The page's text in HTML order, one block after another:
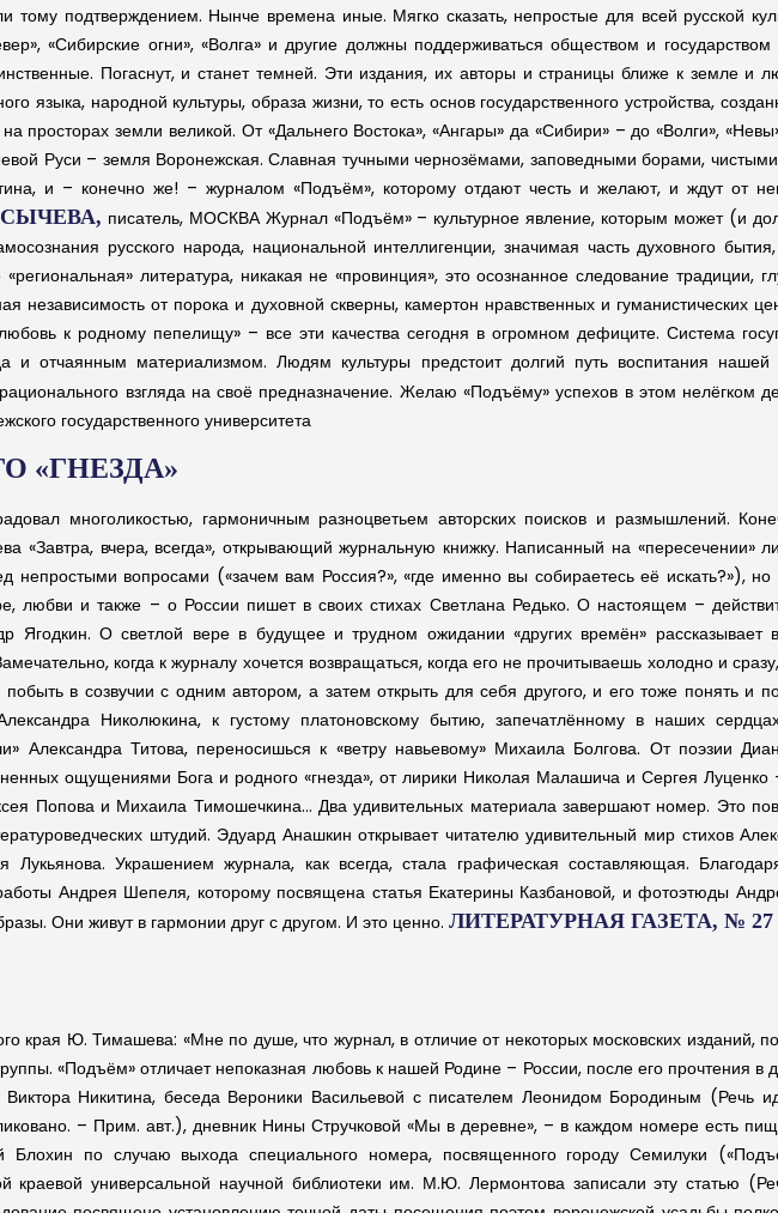
подтверждением. Нынче времена иные. Мягко сказать, непростые для всей русской
«Сибирские огни», «Волга» и другие должны поддерживаться обществом и
Погаснут, и станет темней. Эти издания, их авторы и страницы ближе к земле и
языка, народной культуры, образа жизни, то есть основ государственного устройства,
просторах земли великой. От «Дальнего Востока», «Ангары» да «Сибири» – до «Волги»,
Руси – земля Воронежская. Славная тучными чернозёмами, заповедными борами,
и – конечно же! – журналом «Подъём», которому отдают честь и желают, и ждут от
СЫЧЕВА, писатель, МОСКВАЖурнал «Подъём» – культурное явление, которым может (и
русского народа, национальной интеллигенции, значимая часть духовного
литература, никакая не «провинция», это осознанное следование традиции,
независимость от порока и духовной скверны, камертон нравственных и гуманистических
к родному пепелищу» – все эти качества сегодня в огромном дефиците. Система
и отчаянным материализмом. Людям культуры предстоит долгий путь воспитания
взгляда на своё предназначение. Желаю «Подъёму» успехов в этом нелёгком
государственного университета
«ГНЕЗДА»
многоликостью, гармоничным разноцветьем авторских поисков и размышлений.
«Завтра, вчера, всегда», открывающий журнальную книжку. Написанный на «пересечении»
непростыми вопросами («зачем вам Россия?», «где именно вы собираетесь её искать?»),
любви и также – о России пишет в своих стихах Светлана Редько. О настоящем –
Ягодкин. О светлой вере в будущее и трудном ожидании «других времён»
когда к журналу хочется возвращаться, когда его не прочитываешь холодно и
в созвучии с одним автором, а затем открыть для себя другого, и его тоже понять и
Николюкина, к густому платоновскому бытию, запечатлённому в наших
Александра Титова, переносишься к «ветру навьевому» Михаила Болгова. От поэзии
ощущениями Бога и родного «гнезда», от лирики Николая Малашича и Сергея
Попова и Михаила Тимошечкина… Два удивительных материала завершают номер. Это
штудий. Эдуард Анашкин открывает читателю удивительный мир стихов
Украшением журнала, как всегда, стала графическая составляющая.
Андрея Шепеля, которому посвящена статья Екатерины Казбановой, и фотоэтюды
Они живут в гармонии друг с другом. И это ценно. ЛИТЕРАТУРНАЯ ГАЗЕТА, № 27
края Ю. Тимашева: «Мне по душе, что журнал, в отличие от некоторых московских изданий,
«Подъём» отличает непоказная любовь к нашей Родине – России, после его прочтения в
Никитина, беседа Вероники Васильевой с писателем Леонидом Бородиным (Речь
– Прим. авт.), дневник Нины Стручковой «Мы в деревне», – в каждом номере есть
Блохин по случаю выхода специального номера, посвященного городу Семилуки
краевой универсальной научной библиотеки им. М.Ю. Лермонтова записали эту статью